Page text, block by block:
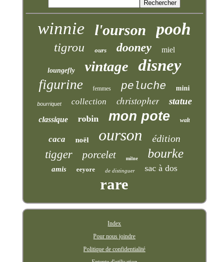
winnie l'ourson pooh
tigrou ours dooney miel
loungefly vintage disney
figurine femmes peluche mini
bourriquet collection christopher statue
classique robin mon pote walt
caca noël ourson édition
tigger porcelet milne bourke
amis eeyore de distinguer sac à dos
rare
Index
Pour nous joindre
Politique de confidentialité